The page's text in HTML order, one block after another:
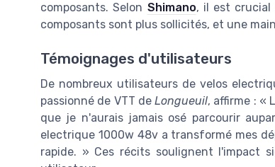
composants. Selon Shimano, il est
composants sont plus sollicités, et une
Témoignages d'utilisateurs
De nombreux utilisateurs de velos
passionné de VTT deLongueuil, affirme : «
que je n'aurais jamais osé parcourir
electrique 1000w 48v a transformé mes
rapide. » Ces récits soulignent l'impact